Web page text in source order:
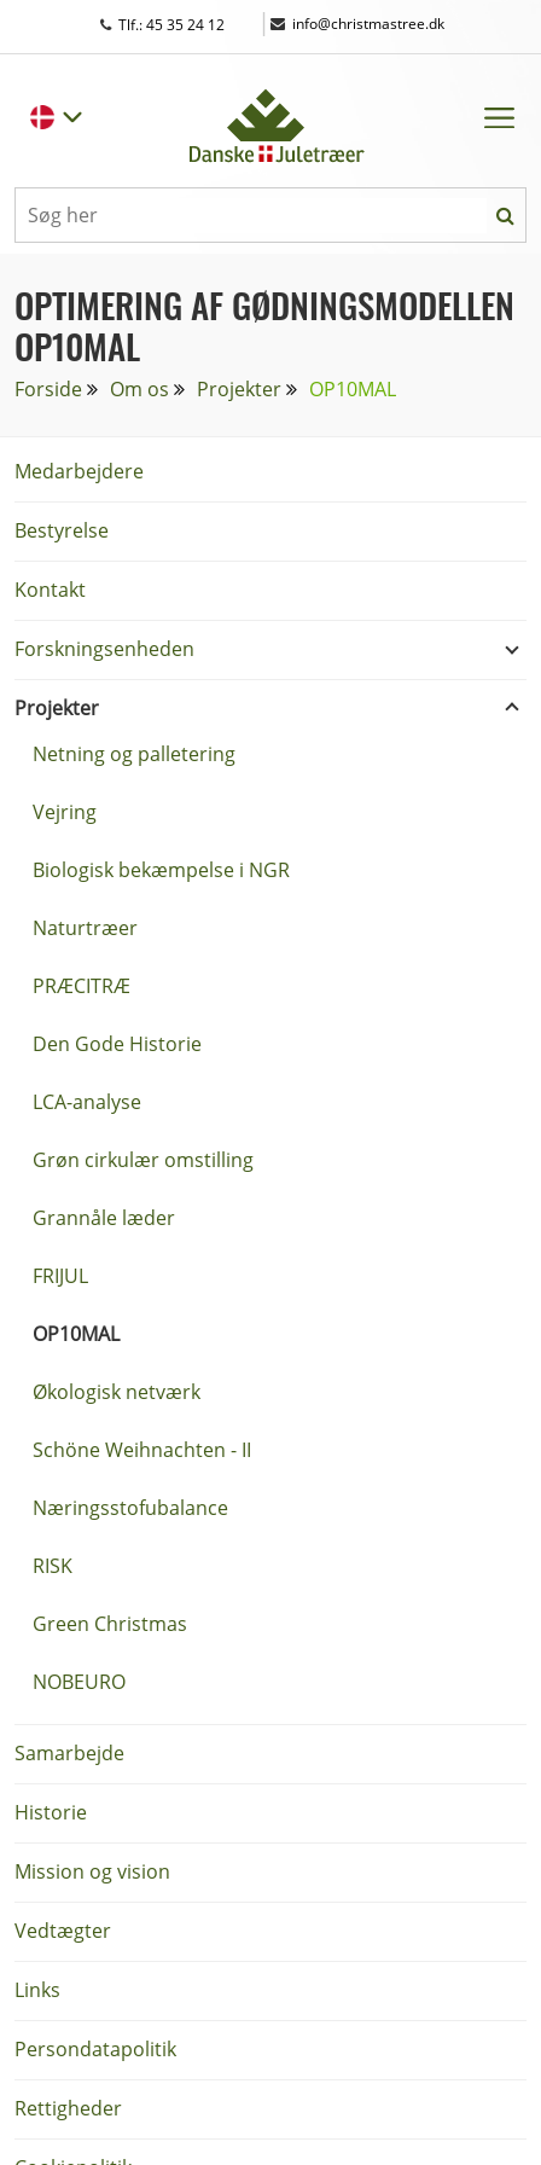
Tlf.: 45 35 24 12 | info@christmastree.dk
OPTIMERING AF GØDNINGSMODELLEN
OP10MAL
Forside Om os Projekter OP10MAL
Medarbejdere
Bestyrelse
Kontakt
Forskningsenheden
Projekter
Netning og palletering
Vejring
Biologisk bekæmpelse i NGR
Naturtræer
PRÆCITRÆ
Den Gode Historie
LCA-analyse
Grøn cirkulær omstilling
Grannåle læder
FRIJUL
OP10MAL
Økologisk netværk
Schöne Weihnachten - II
Næringsstofubalance
RISK
Green Christmas
NOBEURO
Samarbejde
Historie
Mission og vision
Vedtægter
Links
Persondatapolitik
Rettigheder